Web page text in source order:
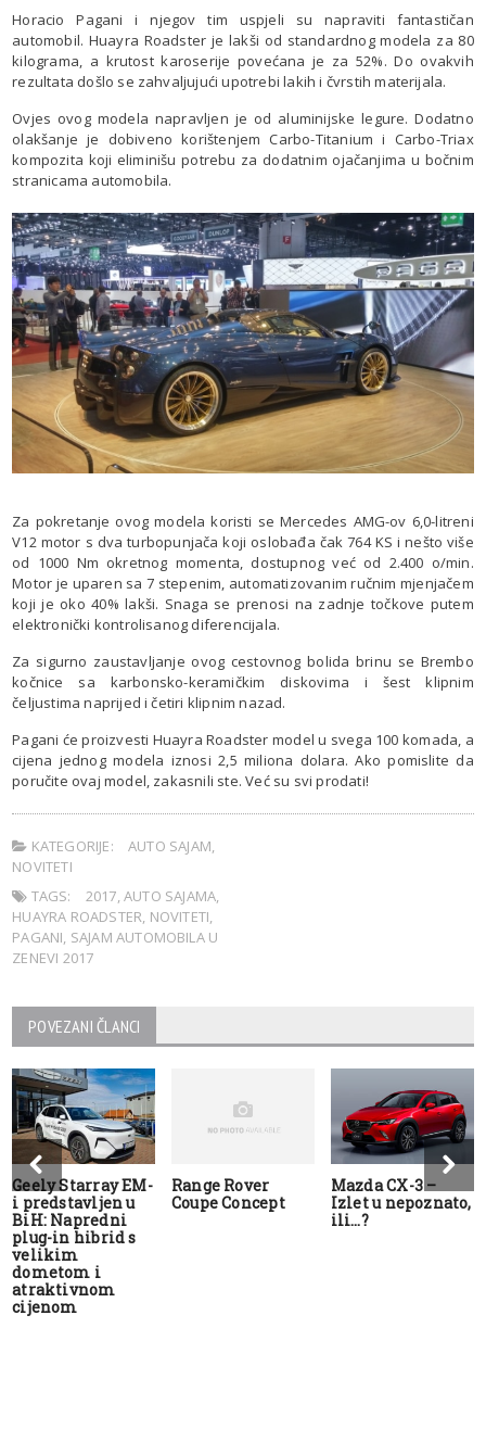
Horacio Pagani i njegov tim uspjeli su napraviti fantastičan
automobil. Huayra Roadster je lakši od standardnog modela za 80
kilograma, a krutost karoserije povećana je za 52%. Do ovakvih
rezultata došlo se zahvaljujući upotrebi lakih i čvrstih materijala.
Ovjes ovog modela napravljen je od aluminijske legure. Dodatno
olakšanje je dobiveno korištenjem Carbo-Titanium i Carbo-Triax
kompozita koji eliminišu potrebu za dodatnim ojačanjima u bočnim
stranicama automobila.
Za pokretanje ovog modela koristi se Mercedes AMG-ov 6,0-litreni
V12 motor s dva turbopunjača koji oslobađa čak 764 KS i nešto više
od 1000 Nm okretnog momenta, dostupnog već od 2.400 o/min.
Motor je uparen sa 7 stepenim, automatizovanim ručnim mjenjačem
koji je oko 40% lakši. Snaga se prenosi na zadnje točkove putem
elektronički kontrolisanog diferencijala.
Za sigurno zaustavljanje ovog cestovnog bolida brinu se Brembo
kočnice sa karbonsko-keramičkim diskovima i šest klipnim
čeljustima naprijed i četiri klipnim nazad.
Pagani će proizvesti Huayra Roadster model u svega 100 komada, a
cijena jednog modela iznosi 2,5 miliona dolara. Ako pomislite da
poručite ovaj model, zakasnili ste. Već su svi prodati!
KATEGORIJE: AUTO SAJAM,
NOVITETI
TAGS:
2017,AUTO SAJAMA,
HUAYRA ROADSTER, NOVITETI,
PAGANI, SAJAM AUTOMOBILA U
ZENEVI 2017
POVEZANI ČLANCI
Geely Starray EM-
i predstavljen u
BiH: Napredni
plug-in hibrid s
velikim
dometom i
atraktivnom
cijenom
Range Rover
Coupe Concept
Mazda CX-3 –
Izlet u nepoznato,
ili…?